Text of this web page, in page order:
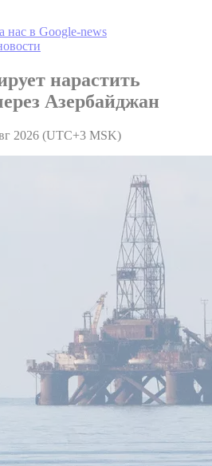
наc в Google-news
нарастить
Азербайджан
2026 (UTC+3 MSK)